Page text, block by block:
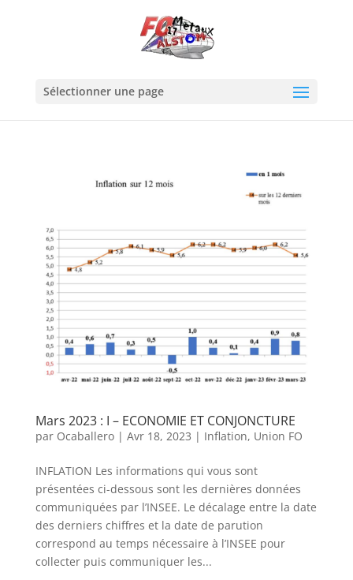
Sélectionner une page
Mars 2023 : I – ECONOMIE ET CONJONCTURE
par Ocaballero| Avr 18, 2023 | Inflation, Union FO
INFLATION Les informations qui vous sont
présentées ci-dessous sont les dernières données
communiquées par l’INSEE. Le décalage entre la date
des derniers chiffres et la date de parution
correspond au temps nécessaire à l’INSEE pour
collecter puis communiquer les...